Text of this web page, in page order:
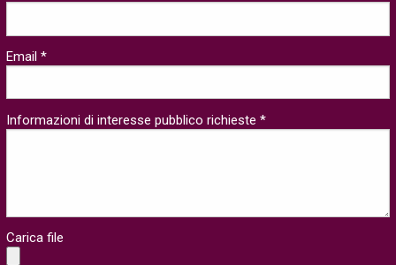
Email *
Informazioni di interesse pubblico richieste *
Carica file